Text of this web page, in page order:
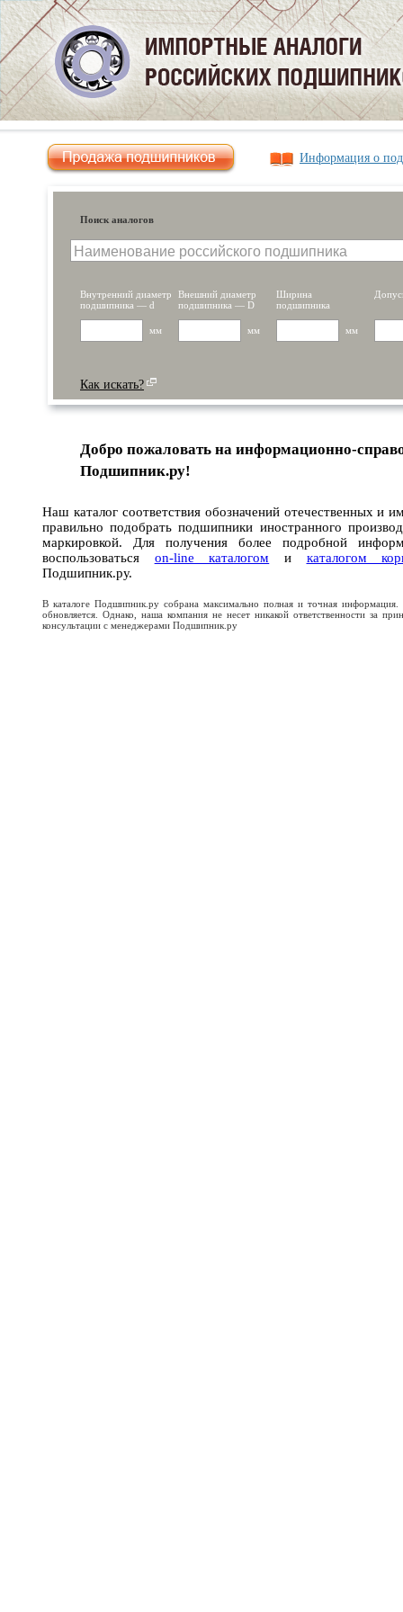
Информация о
Поиск аналогов
Внутренний диаметр
подшипника — d
Внешний диаметр
подшипника — D
Ширина
подшипника
мм мм мм
Как искать?
Добро пожаловать на информационно-
Подшипник.ру!
Наш каталог соответствия обозначений отечественных и
правильно подобрать подшипники иностранного
маркировкой. Для получения более подробной
воспользоваться on-line каталогом и каталогом
Подшипник.ру.
В каталоге Подшипник.ру собрана максимально полная и точная
обновляется. Однако, наша компания не несет никакой ответственности за
консультации с менеджерами Подшипник.ру